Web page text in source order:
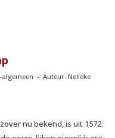
- Auteur: Nelleke
nu bekend, is uit 1572.